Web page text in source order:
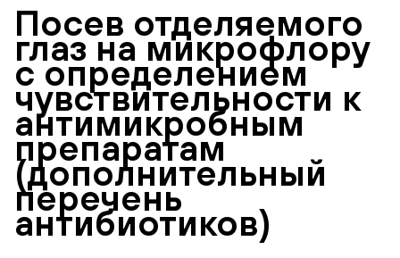
Посев отделяемого
глаз на микрофлору
с определением
чувствительности к
антимикробным
препаратам
(дополнительный
перечень
антибиотиков)